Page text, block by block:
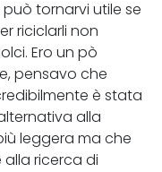
tornarvi utile se
riciclarli non
Ero un pò
pensavo che
è stata
alla
leggera ma che
alla ricerca di